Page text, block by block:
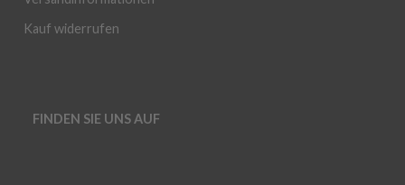
Kauf widerrufen
FINDEN SIE UNS AUF